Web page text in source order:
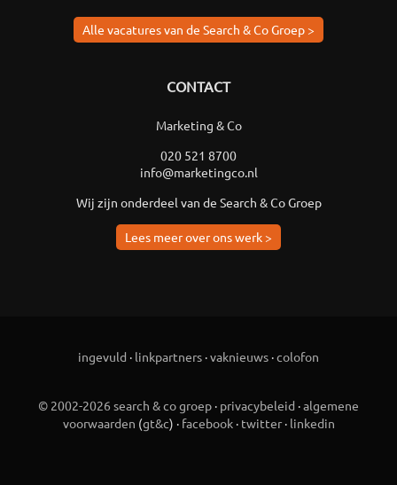
Alle vacatures van de Search & Co Groep >
CONTACT
Marketing & Co
020 521 8700
info@marketingco.nl
Wij zijn onderdeel van de Search & Co Groep
Lees meer over ons werk >
ingevuld · linkpartners ·vaknieuws ·colofon
© 2002-2026 search & co groep · privacybeleid ·algemene
voorwaarden (gt&c) · facebook· twitter· linkedin